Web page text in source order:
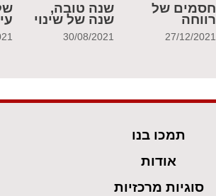
חסמים של
רווחה
27/12/2021
שנה טובה,
שנה של שינוי
30/08/2021
תמכו בנו
אודות
סוגיות מרכזיות